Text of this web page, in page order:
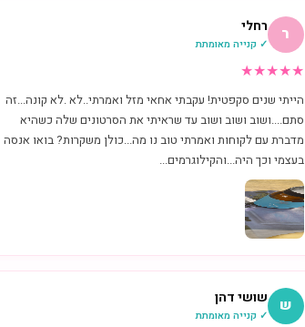
ר רחלי
✓ קנייה מאומתת
★
★
★
★
★
הייתי שנים סקפטית! עקבתי אחאי מזל ואמרתי..לא .לא קונה...זה
סתם....ושוב ושוב ושוב עד שראיתי את הסרטונים שלה כשהיא
מדברת עם לקוחות ואמרתי טוב נו מה...כולן משקרות? בואו אנסה
בעצמי וכך היה...והקילוגרמים...
ש שושי דהן
✓ קנייה מאומתת